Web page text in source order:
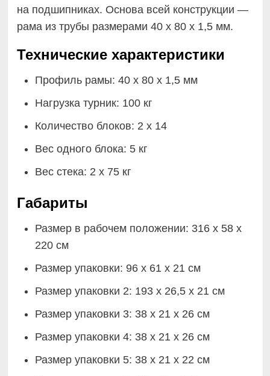
на подшипниках. Основа всей конструкции —
рама из трубы размерами 40 х 80 х 1,5 мм.
Технические характеристики
Профиль рамы: 40 х 80 х 1,5 мм
Нагрузка турник: 100 кг
Количество блоков: 2 х 14
Вес одного блока: 5 кг
Вес стека: 2 х 75 кг
Габариты
Размер в рабочем положении: 316 х 58 х
220 см
Размер упаковки: 96 х 61 х 21 см
Размер упаковки 2: 193 х 26,5 х 21 см
Размер упаковки 3: 38 х 21 х 26 см
Размер упаковки 4: 38 х 21 х 26 см
Размер упаковки 5: 38 х 21 х 22 см